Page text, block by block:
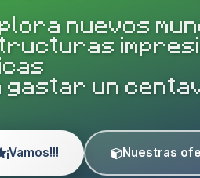
nuevos
gastar un
¡Vamos!!! Nuestras